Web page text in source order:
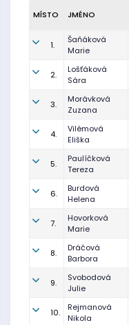
MÍSTO JMÉNO
1.
Šaňáková
Marie
2.
Lošťáková
Sára
3.
Morávková
Zuzana
4.
Vilémová
Eliška
5.
Paulíčková
Tereza
6.
Burdová
Helena
7.
Hovorková
Marie
8.
Dráčová
Barbora
9.
Svobodová
Julie
10.
Rejmanová
Nikola